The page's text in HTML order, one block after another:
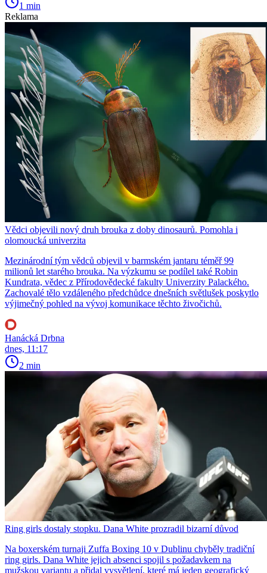
1 min
Reklama
Vědci objevili nový druh brouka z doby dinosaurů. Pomohla i
olomoucká univerzita
Mezinárodní tým vědců objevil v barmském jantaru téměř 99
milionů let starého brouka. Na výzkumu se podílel také Robin
Kundrata, vědec z Přírodovědecké fakulty Univerzity Palackého.
Zachovalé tělo vzdáleného předchůdce dnešních světlušek poskytlo
výjimečný pohled na vývoj komunikace těchto živočichů.
Hanácká Drbna
dnes, 11:17
2 min
Ring girls dostaly stopku. Dana White prozradil bizarní důvod
Na boxerském turnaji Zuffa Boxing 10 v Dublinu chyběly tradiční
ring girls. Dana White jejich absenci spojil s požadavkem na
mužskou variantu a přidal vysvětlení, které má jeden geografický